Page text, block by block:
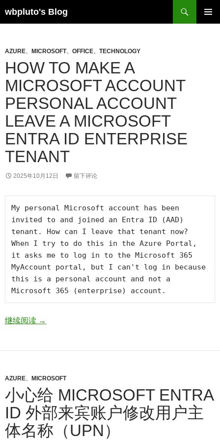
至
wbpluto's Blog
索
AZURE、 MICROSOFT、 OFFICE、 TECHNOLOGY
HOW TO MAKE A
MICROSOFT ACCOUNT
PERSONAL ACCOUNT
LEAVE A MICROSOFT
ENTRA ID ENTERPRISE
TENANT
2025年10月12日 留下评论
My personal Microsoft account has been
invited to and joined an Entra ID (AAD)
tenant. How can I leave that tenant now?
When I try to do this in the Azure Portal,
it asks me to log in to the Microsoft 365
MyAccount portal, but I can't log in because
this is a personal account and not a
Microsoft 365 (enterprise) account.
继续阅读How to make a Microsoft Account personal account
→
AZURE、 MICROSOFT
小心给 MICROSOFT ENTRA
ID 外部来宾账户修改用户主
体名称（UPN）